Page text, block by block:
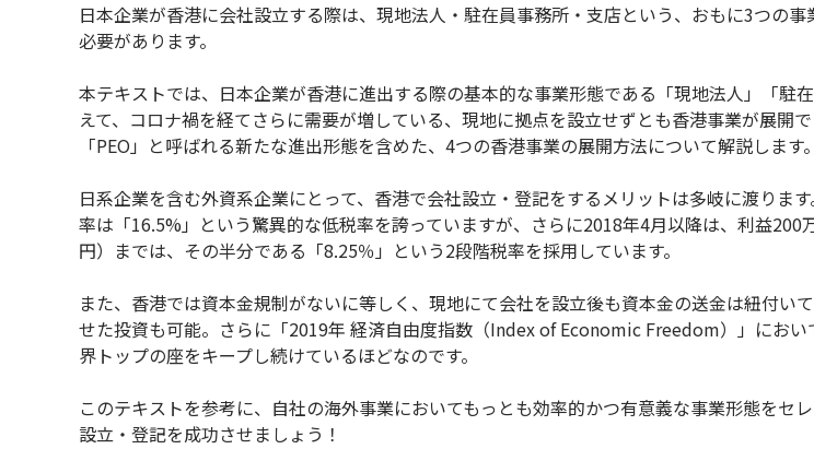
日本企業が香港に会社設立する際は、現地法人・駐在員事務所・支店という、おもに3つの
必要があります。
本テキストでは、日本企業が香港に進出する際の基本的な事業形態である「現地法人」「駐
えて、コロナ禍を経てさらに需要が増している、現地に拠点を設立せずとも香港事業が展開で
「PEO」と呼ばれる新たな進出形態を含めた、4つの香港事業の展開方法について解説します。
日系企業を含む外資系企業にとって、香港で会社設立・登記をするメリットは多岐に渡りま
率は「16.5%」という驚異的な低税率を誇っていますが、さらに2018年4月以降は、利益200
円）までは、その半分である「8.25％」という2段階税率を採用しています。
また、香港では資本金規制がないに等しく、現地にて会社を設立後も資本金の送金は紐付い
せた投資も可能。さらに「2019年 経済自由度指数（Index of Economic Freedom）」におい
界トップの座をキープし続けているほどなのです。
このテキストを参考に、自社の海外事業においてもっとも効率的かつ有意義な事業形態をセ
設立・登記を成功させましょう！